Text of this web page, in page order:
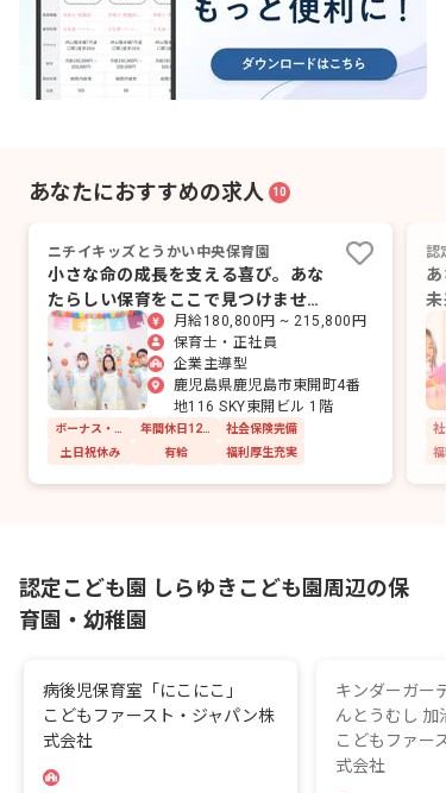
あなたにおすすめの求人 10
ニチイキッズとうかい中央保育園
小さな命の成長を支える喜び。あな
たらしい保育をここで見つけません
か？
月給180,800円 ~ 215,800円
保育士・正社員
企業主導型
鹿児島県鹿児島市東開町4番
地116 SKY東開ビル 1階
社会保険完備
土日祝休み
有給 福利厚生充実
認
ま
社
福
認定こども園 しらゆきこども園周辺の保
育園・幼稚園
病後児保育室「にこにこ」
こどもファースト・ジャパン株
式会社
キンダーガー
んとうむし 加
こどもファー
式会社